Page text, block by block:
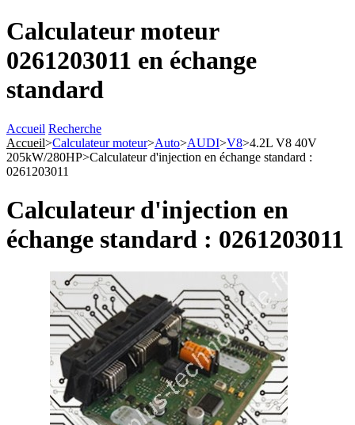
Calculateur moteur
0261203011 en échange
standard
Accueil Recherche
Accueil>Calculateur moteur>Auto>AUDI>V8>4.2L V8 40V
205kW/280HP>Calculateur d'injection en échange standard :
0261203011
Calculateur d'injection en
échange standard : 0261203011